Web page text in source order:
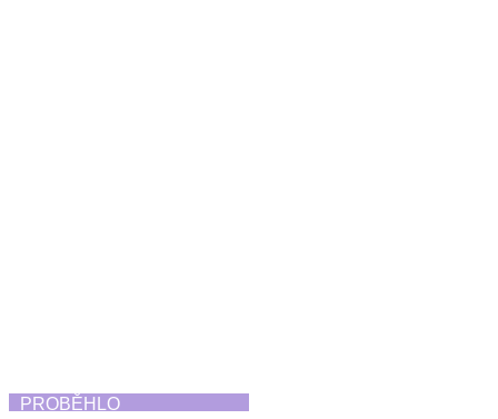
PROBĚHLO